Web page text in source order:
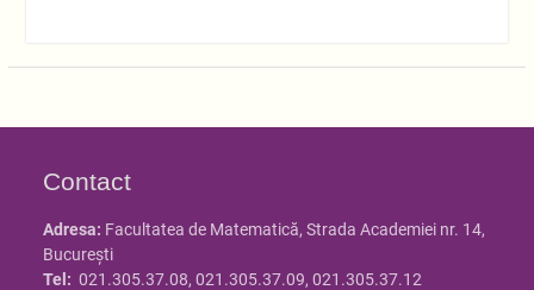
Contact
Adresa: Facultatea de Matematică, Strada Academiei nr. 14,
Bucureşti
Tel: 021.305.37.08, 021.305.37.09, 021.305.37.12